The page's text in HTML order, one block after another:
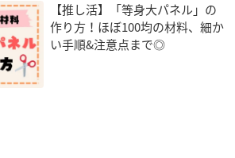
【推し活】「等身大パネル」の
作り方！ほぼ100均の材料、細か
い手順&注意点まで◎